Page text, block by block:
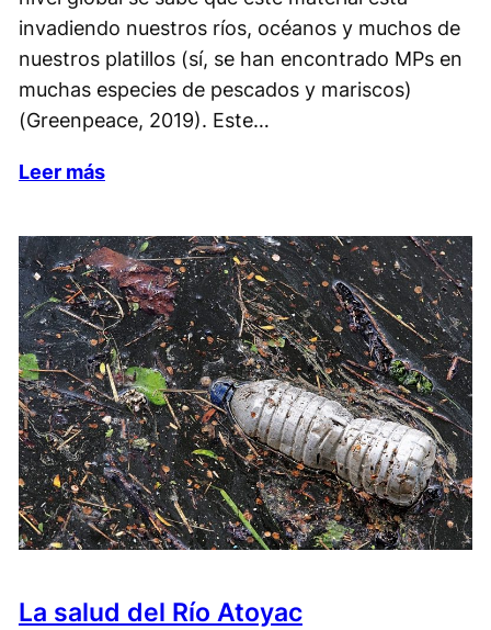
invadiendo nuestros ríos, océanos y muchos de
nuestros platillos (sí, se han encontrado MPs en
muchas especies de pescados y mariscos)
(Greenpeace, 2019). Este…
Leer más
La salud del Río Atoyac